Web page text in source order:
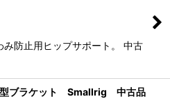
み防止用ヒップサポート。 中古
型ブラケット Smallrig 中古品